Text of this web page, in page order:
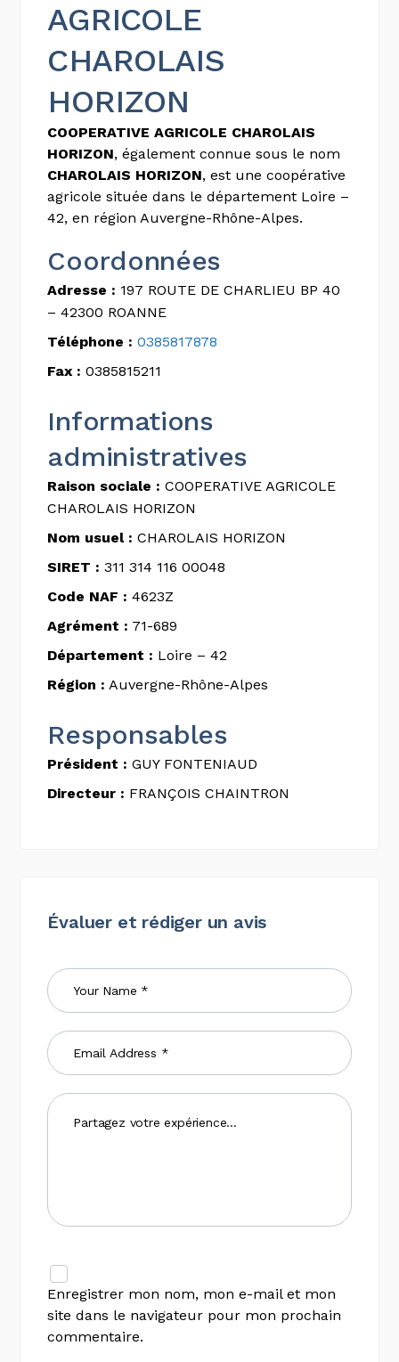
AGRICOLE
CHAROLAIS
HORIZON
COOPERATIVE AGRICOLE CHAROLAIS
HORIZON, également connue sous le nom
CHAROLAIS HORIZON, est une coopérative
agricole située dans le département Loire –
42, en région Auvergne-Rhône-Alpes.
Coordonnées
Adresse : 197 ROUTE DE CHARLIEU BP 40
– 42300 ROANNE
Téléphone : 0385817878
Fax : 0385815211
Informations
administratives
Raison sociale : COOPERATIVE AGRICOLE
CHAROLAIS HORIZON
Nom usuel : CHAROLAIS HORIZON
SIRET : 311 314 116 00048
Code NAF : 4623Z
Agrément : 71-689
Département : Loire – 42
Région : Auvergne-Rhône-Alpes
Responsables
Président : GUY FONTENIAUD
Directeur : FRANÇOIS CHAINTRON
Évaluer et rédiger un avis
Enregistrer mon nom, mon e-mail et mon
site dans le navigateur pour mon prochain
commentaire.